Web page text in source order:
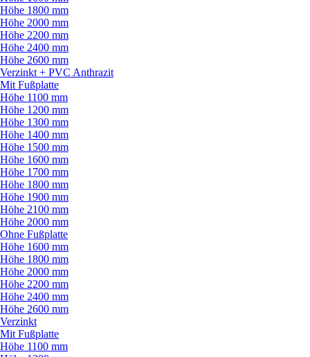
Höhe 1800 mm
Höhe 2000 mm
Höhe 2200 mm
Höhe 2400 mm
Höhe 2600 mm
Verzinkt + PVC Anthrazit
Mit Fußplatte
Höhe 1100 mm
Höhe 1200 mm
Höhe 1300 mm
Höhe 1400 mm
Höhe 1500 mm
Höhe 1600 mm
Höhe 1700 mm
Höhe 1800 mm
Höhe 1900 mm
Höhe 2100 mm
Höhe 2000 mm
Ohne Fußplatte
Höhe 1600 mm
Höhe 1800 mm
Höhe 2000 mm
Höhe 2200 mm
Höhe 2400 mm
Höhe 2600 mm
Verzinkt
Mit Fußplatte
Höhe 1100 mm